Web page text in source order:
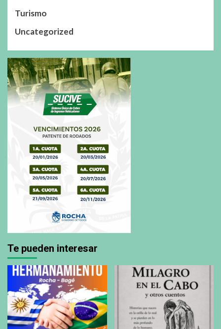
Turismo
Uncategorized
Te pueden interesar